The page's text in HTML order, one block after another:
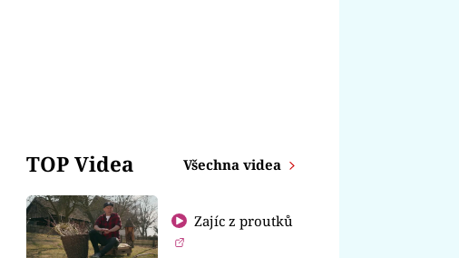
TOP Videa Všechna videa
Zajíc z proutků